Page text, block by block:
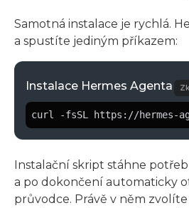
Samotná instalace je rychlá.
a spustíte jediným příkazem:
Instalace Hermes Agenta
curl -fsSL https://hermes-
Instalační skript stáhne
a po dokončení automaticky
průvodce. Právě v něm